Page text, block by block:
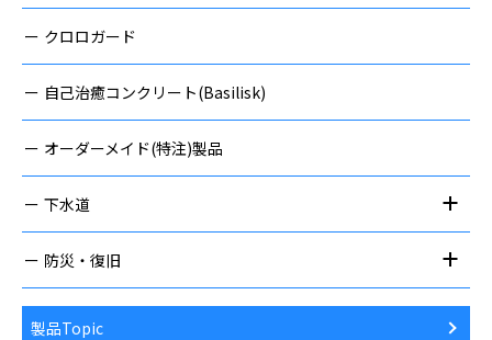
クロロガード
自己治癒コンクリート(Basilisk)
オーダーメイド(特注)製品
下水道
防災・復旧
製品Topic